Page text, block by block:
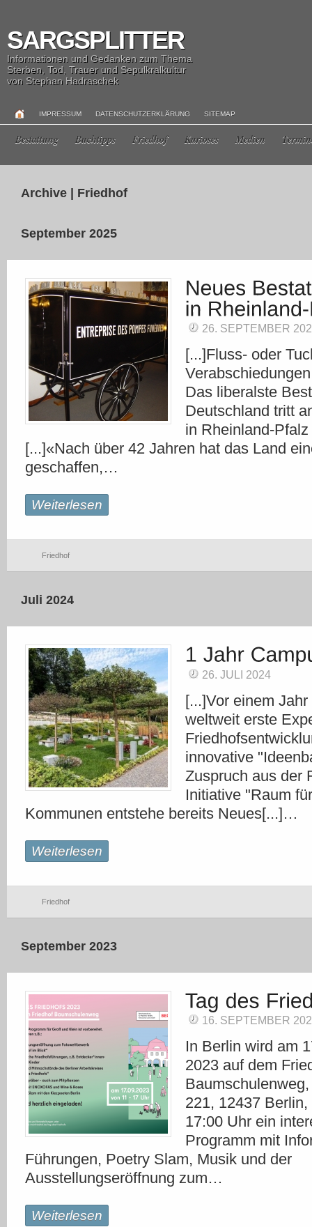
SARGSPLITTER
Informationen und Gedanken zum Thema
Sterben, Tod, Trauer und Sepulkralkultur
von Stephan Hadraschek
IMPRESSUM DATENSCHUTZERKLÄRUNG SITEMAP
Bestattung Buchtipps Friedhof Kurioses Medien
Archive | Friedhof
September 2025
26. SEPTEMBER
[...]Fluss- oder
Das liberalste
Deutschland tritt
in Rheinland-
[...]«Nach über 42 Jahren hat das Land
geschaffen,…
Weiterlesen
Friedhof
Juli 2024
26. JULI 2024
[...]Vor einem
weltweit erste
innovative
Zuspruch aus der
Initiative "Raum
Kommunen entstehe bereits Neues[...]…
Weiterlesen
Friedhof
September 2023
16. SEPTEMBER
In Berlin wird am
2023 auf dem
221, 12437
17:00 Uhr ein
Programm mit
Führungen, Poetry Slam, Musik und der
Ausstellungseröffnung zum…
Weiterlesen